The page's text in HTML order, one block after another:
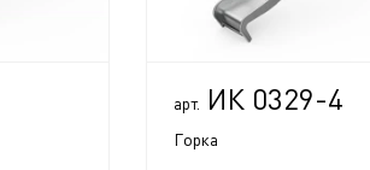
арт. ИК 0329-4
Горка